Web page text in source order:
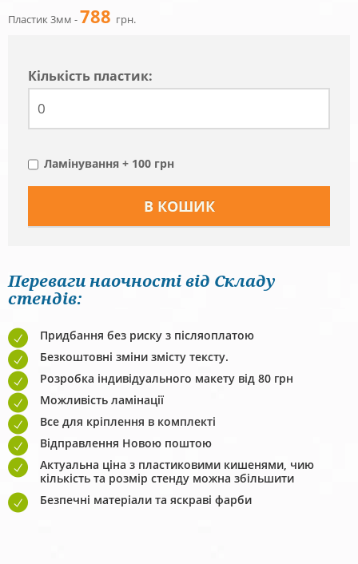
Пластик 3мм -788 грн.
Кiлькiсть пластик:
Ламінування + 100 грн
Переваги наочності від Складу
стендів:
Придбання без риску з післяоплатою
Безкоштовні зміни змісту тексту.
Розробка індивідуального макету від 80 грн
Можливість ламінації
Все для кріплення в комплекті
Відправлення Новою поштою
Актуальна ціна з пластиковими кишенями, чию
кількість та розмір стенду можна збільшити
Безпечні матеріали та яскраві фарби